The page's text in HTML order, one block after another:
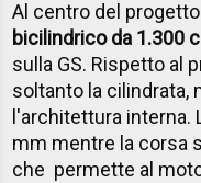
Al centro del
bicilindrico da 1.300
sulla GS. Rispetto al
soltanto la cilindrata,
l'architettura interna.
mm mentre la corsa
che permette al